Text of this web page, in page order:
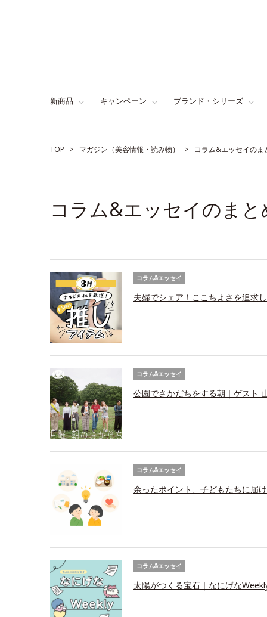
新商品 キャンペーン ブランド・シリーズ
TOP マガジン（美容情報・読み物） コラム&エッセイのま
コラム&エッセイのまと
コラム&エッセイ
夫婦でシェア！ここちよさを追求
コラム&エッセイ
公園でさかだちをする朝｜ゲスト
コラム&エッセイ
余ったポイント、子どもたちに届
コラム&エッセイ
太陽がつくる宝石｜なにげな